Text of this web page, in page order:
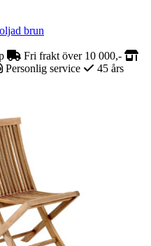
brun
Fri frakt över 10 000,-
Personlig service
45 års